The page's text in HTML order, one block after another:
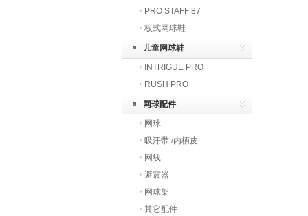
PRO STAFF 87
板式网球鞋
儿童网球鞋
INTRIGUE PRO
RUSH PRO
网球配件
网球
吸汗带 /内柄皮
网线
避震器
网球架
其它配件